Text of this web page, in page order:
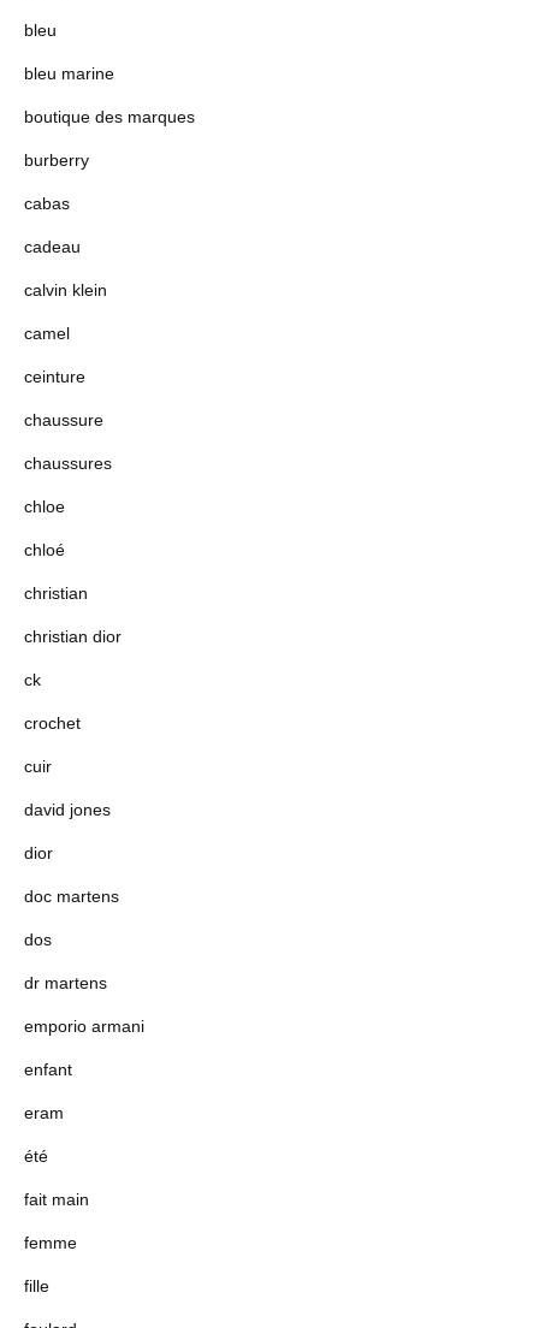
bleu
bleu marine
boutique des marques
burberry
cabas
cadeau
calvin klein
camel
ceinture
chaussure
chaussures
chloe
chloé
christian
christian dior
ck
crochet
cuir
david jones
dior
doc martens
dos
dr martens
emporio armani
enfant
eram
été
fait main
femme
fille